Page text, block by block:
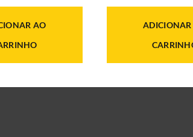
original
R$189.00.
atual
AO